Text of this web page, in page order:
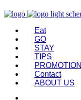
Eat
GO
STAY
TIPS
PROMOTION
Contact
ABOUT US